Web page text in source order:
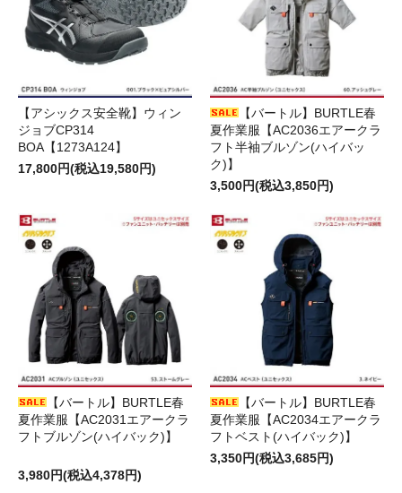
【アシックス安全靴】ウィン
ジョブCP314
BOA【1273A124】
17,800円(税込19,580円)
【バートル】BURTLE春
夏作業服【AC2036エアークラ
フト半袖ブルゾン(ハイバッ
ク)】
3,500円(税込3,850円)
【バートル】BURTLE春
夏作業服【AC2031エアークラ
フトブルゾン(ハイバック)】
3,980円(税込4,378円)
【バートル】BURTLE春
夏作業服【AC2034エアークラ
フトベスト(ハイバック)】
3,350円(税込3,685円)